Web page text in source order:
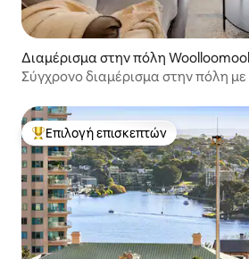
Διαμέρισμα στην πόλη
Σύγχρονο διαμέρισμα στην πόλη με
Κορυφαία επιλογή επισκεπτών
Επιλογή επισκεπτών